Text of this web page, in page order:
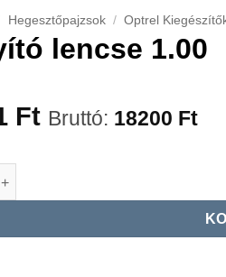
Hegesztőpajzsok / Optrel
lencse 1.00
Ft Bruttó: 18200 Ft